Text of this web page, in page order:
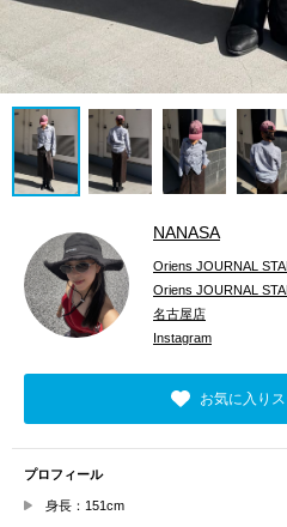
NANASA
Oriens JOURNAL
Oriens JOURNAL
名古屋店
Instagram
お気に入り
プロフィール
身長：151cm